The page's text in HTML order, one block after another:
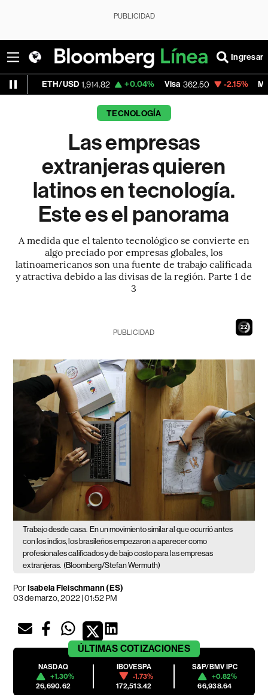
PUBLICIDAD
Ingresar
1,914.82 +0.04% Visa 362.50 -2.15% MercadoLibre
TECNOLOGÍA
Las empresas
extranjeras quieren
latinos en tecnología.
Este es el panorama
A medida que el talento tecnológico se convierte en
algo preciado por empresas globales, los
latinoamericanos son una fuente de trabajo calificada
y atractiva debido a las divisas de la región. Parte 1 de
3
21
PUBLICIDAD
Trabajo desde casa. En un movimiento similar al que ocurrió antes
con los indios, los brasileños empezaron a aparecer como
profesionales calificados y de bajo costo para las empresas
extranjeras. (Bloomberg/Stefan Wermuth)
PorIsabela Fleischmann (ES)
03 de marzo, 2022 | 01:52 PM
ÚLTIMAS COTIZACIONES
NASDAQ
+1.30%
26,690.62
IBOVESPA
-1.73%
172,513.42
S&P/BMV IPC
+0.82%
66,938.64